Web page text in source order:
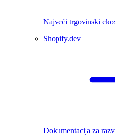
Najveći trgovinski
Shopify.dev
Dokumentacija za